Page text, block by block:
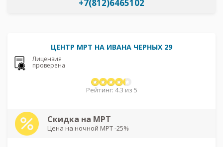
+7(812)6465102
ЦЕНТР МРТ НА ИВАНА ЧЕРНЫХ 29
Лицензия
проверена
Рейтинг: 4.3 из 5
Скидка на МРТ
Цена на ночной МРТ -25%